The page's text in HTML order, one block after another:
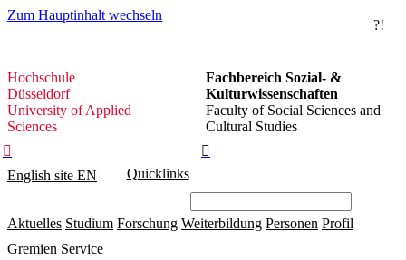
Zum Hauptinhalt wechseln
?!
Hochschule
Düsseldorf
Hochschule
Düsseldorf
University of Applied
Sciences
Fachbereich Sozial- &
Kulturwissenschaften
Faculty of Social Sciences and
Cultural Studies


English site EN Quicklinks
Aktuelles Studium Forschung Weiterbildung Personen Profil
Gremien Service